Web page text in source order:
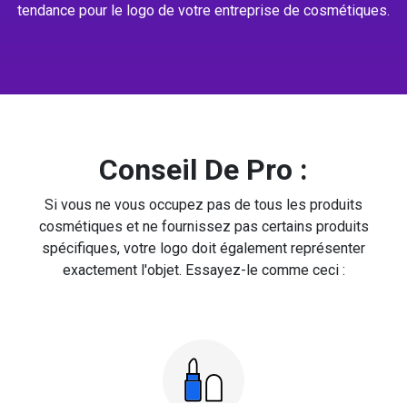
tendance pour le logo de votre entreprise de cosmétiques.
Conseil De Pro :
Si vous ne vous occupez pas de tous les produits
cosmétiques et ne fournissez pas certains produits
spécifiques, votre logo doit également représenter
exactement l'objet. Essayez-le comme ceci :